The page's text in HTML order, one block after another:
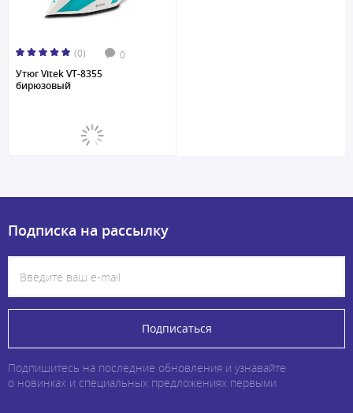
(0) 0
Утюг Vitek VT-8355
бирюзовый
Подписка на рассылку
Подписаться
Подпишитесь на последние обновления и узнавайте
о новинках и специальных предложениях первыми